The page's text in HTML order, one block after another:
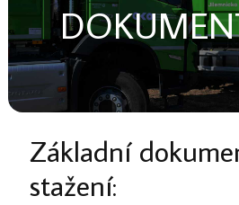
Základní
stažení: